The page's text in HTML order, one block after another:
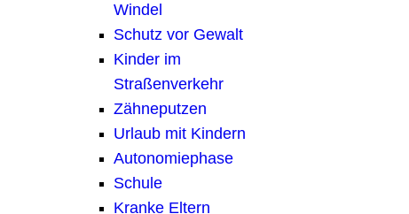
Windel
Schutz vor Gewalt
Kinder im
Straßenverkehr
Zähneputzen
Urlaub mit Kindern
Autonomiephase
Schule
Kranke Eltern